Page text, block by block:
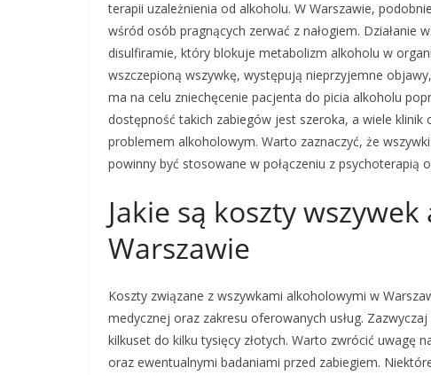
terapii uzależnienia od alkoholu. W Warszawie,
wśród osób pragnących zerwać z nałogiem. Działanie
disulfiramie, który blokuje metabolizm alkoholu w
wszczepioną wszywkę, występują nieprzyjemne
ma na celu zniechęcenie pacjenta do picia alkoholu
dostępność takich zabiegów jest szeroka, a wiele
problemem alkoholowym. Warto zaznaczyć, że
powinny być stosowane w połączeniu z psychoterapią
Jakie są koszty
Warszawie
Koszty związane z wszywkami alkoholowymi w
medycznej oraz zakresu oferowanych usług.
kilkuset do kilku tysięcy złotych. Warto zwrócić uwagę
oraz ewentualnymi badaniami przed zabiegiem.